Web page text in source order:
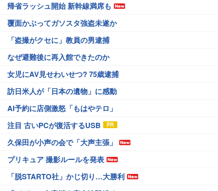
帰省ラッシュ開始 新幹線満席も
覆面かぶってガソスタ強盗未遂か
「盗撮がクセに」教員の男逮捕
なぜ避難後に再入館できたのか
女児にAV見せわいせつ? 75歳逮捕
訪日米人が「日本の遺物」に感動
AI予約に店側激怒「もはやテロ」
注目 古いPCが復活するUSB
久保田が小声の会で「大声主張」
プリキュア 撮影ルールを発表
「脱STARTO社」かじ切り…大勝利